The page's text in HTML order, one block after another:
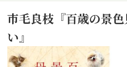
市毛良枝『百歳の景
い』